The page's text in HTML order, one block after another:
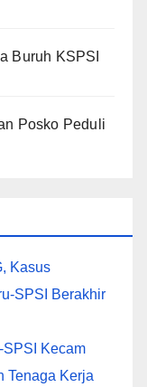
Buruh KSPSI
Posko Peduli
Kasus
SPSI Berakhir
SPSI Kecam
Tenaga Kerja